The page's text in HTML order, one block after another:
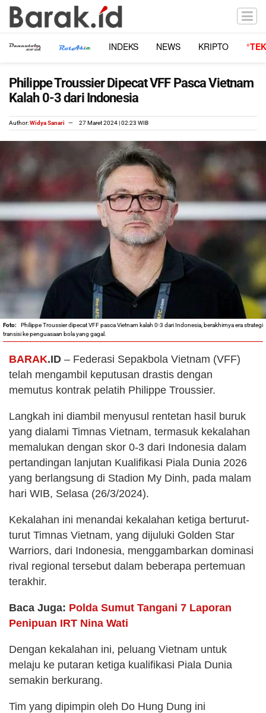
INDEKS NEWS KRIPTO
Philippe Troussier Dipecat VFF Pasca Vietnam
Kalah 0-3 dari Indonesia
Author:Widya Sanari 27 Maret 2024 | 02:23 WIB
Philippe Troussier dipecat VFF pasca Vietnam kalah 0-3 dari Indonesia, berakhirnya era strategi
transisi ke penguasaan bola yang gagal.
BARAK.ID – Federasi Sepakbola Vietnam (VFF)
telah mengambil keputusan drastis dengan
memutus kontrak pelatih Philippe Troussier.
Langkah ini diambil menyusul rentetan hasil buruk
yang dialami Timnas Vietnam, termasuk kekalahan
memalukan dengan skor 0-3 dari Indonesia dalam
pertandingan lanjutan Kualifikasi Piala Dunia 2026
yang berlangsung di Stadion My Dinh, pada malam
hari WIB, Selasa (26/3/2024).
Kekalahan ini menandai kekalahan ketiga berturut-
turut Timnas Vietnam, yang dijuluki Golden Star
Warriors, dari Indonesia, menggambarkan dominasi
rival regional tersebut dalam beberapa pertemuan
terakhir.
Baca Juga: Polda Sumut Tangani 7 Laporan
Penipuan IRT Nina Wati
Dengan kekalahan ini, peluang Vietnam untuk
melaju ke putaran ketiga kualifikasi Piala Dunia
semakin berkurang.
Tim yang dipimpin oleh Do Hung Dung ini